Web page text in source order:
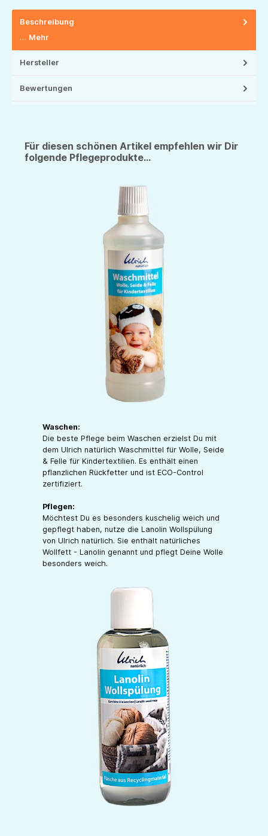
Beschreibung
… Mehr
Hersteller
Bewertungen
Für diesen schönen Artikel empfehlen wir Dir
folgende Pflegeprodukte...
Waschen:
Die beste Pflege beim Waschen erzielst Du mit
dem Ulrich natürlich Waschmittel für Wolle, Seide
& Felle für Kindertextilien. Es enthält einen
pflanzlichen Rückfetter und ist ECO-Control
zertifiziert.
Pflegen:
Möchtest Du es besonders kuschelig weich und
gepflegt haben, nutze die Lanolin Wollspülung
von Ulrich natürlich. Sie enthält natürliches
Wollfett - Lanolin genannt und pflegt Deine Wolle
besonders weich.